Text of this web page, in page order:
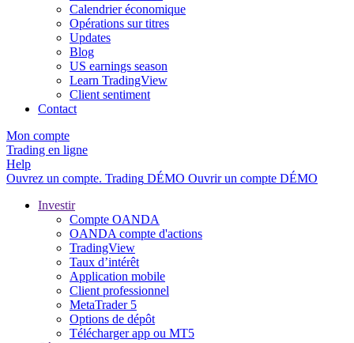
Calendrier économique
Opérations sur titres
Updates
Blog
US earnings season
Learn TradingView
Client sentiment
Contact
Mon compte
Trading en ligne
Help
Ouvrez un compte. Trading DÉMO Ouvrir un compte DÉMO
Investir
Compte OANDA
OANDA compte d'actions
TradingView
Taux d’intérêt
Application mobile
Client professionnel
MetaTrader 5
Options de dépôt
Télécharger app ou MT5